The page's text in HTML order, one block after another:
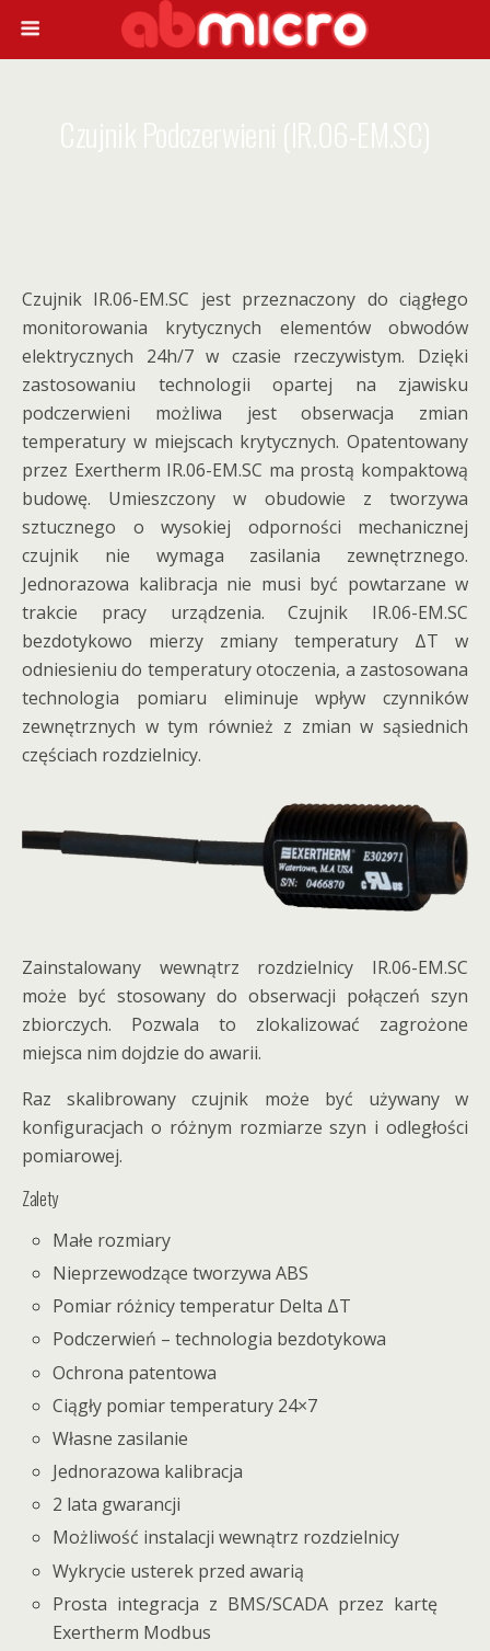
Czujnik IR.06-EM.SC jest przeznaczony do ciągłego
monitorowania krytycznych elementów obwodów
elektrycznych 24h/7 w czasie rzeczywistym. Dzięki
zastosowaniu technologii opartej na zjawisku
podczerwieni możliwa jest obserwacja zmian
temperatury w miejscach krytycznych. Opatentowany
przez Exertherm IR.06-EM.SC ma prostą kompaktową
budowę. Umieszczony w obudowie z tworzywa
sztucznego o wysokiej odporności mechanicznej
czujnik nie wymaga zasilania zewnętrznego.
Jednorazowa kalibracja nie musi być powtarzane w
trakcie pracy urządzenia. Czujnik IR.06-EM.SC
bezdotykowo mierzy zmiany temperatury ΔT w
odniesieniu do temperatury otoczenia, a zastosowana
technologia pomiaru eliminuje wpływ czynników
zewnętrznych w tym również z zmian w sąsiednich
częściach rozdzielnicy.
Zainstalowany wewnątrz rozdzielnicy IR.06-EM.SC
może być stosowany do obserwacji połączeń szyn
zbiorczych. Pozwala to zlokalizować zagrożone
miejsca nim dojdzie do awarii.
Raz skalibrowany czujnik może być używany w
konfiguracjach o różnym rozmiarze szyn i odległości
pomiarowej.
Zalety
Małe rozmiary
Nieprzewodzące tworzywa ABS
Pomiar różnicy temperatur Delta ΔT
Podczerwień – technologia bezdotykowa
Ochrona patentowa
Ciągły pomiar temperatury 24×7
Własne zasilanie
Jednorazowa kalibracja
2 lata gwarancji
Możliwość instalacji wewnątrz rozdzielnicy
Wykrycie usterek przed awarią
Prosta integracja z BMS/SCADA przez kartę
Exertherm Modbus